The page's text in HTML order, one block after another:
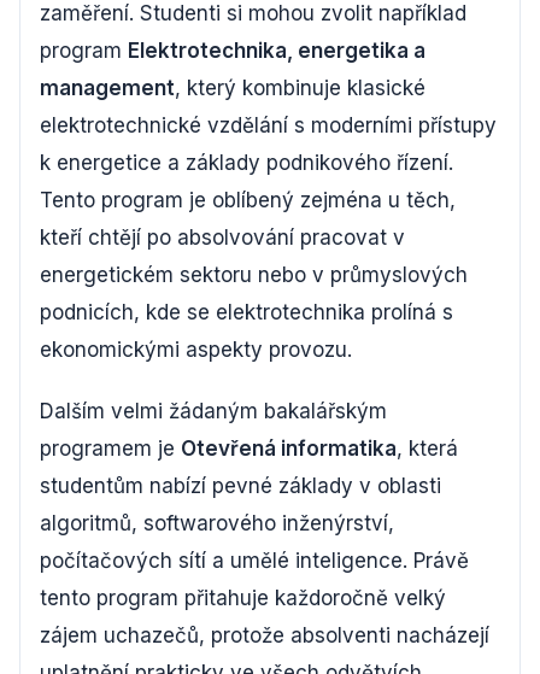
zaměření. Studenti si mohou zvolit například
program Elektrotechnika, energetika a
management, který kombinuje klasické
elektrotechnické vzdělání s moderními přístupy
k energetice a základy podnikového řízení.
Tento program je oblíbený zejména u těch,
kteří chtějí po absolvování pracovat v
energetickém sektoru nebo v průmyslových
podnicích, kde se elektrotechnika prolíná s
ekonomickými aspekty provozu.
Dalším velmi žádaným bakalářským
programem je Otevřená informatika, která
studentům nabízí pevné základy v oblasti
algoritmů, softwarového inženýrství,
počítačových sítí a umělé inteligence. Právě
tento program přitahuje každoročně velký
zájem uchazečů, protože absolventi nacházejí